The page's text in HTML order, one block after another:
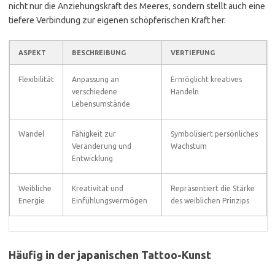
nicht nur die Anziehungskraft des Meeres, sondern stellt auch eine
tiefere Verbindung zur eigenen schöpferischen Kraft her.
ASPEKT BESCHREIBUNG VERTIEFUNG
Flexibilität
Anpassung an
verschiedene
Lebensumstände
Ermöglicht kreatives
Handeln
Wandel
Fähigkeit zur
Veränderung und
Entwicklung
Symbolisiert persönliches
Wachstum
Weibliche
Energie
Kreativität und
Einfühlungsvermögen
Repräsentiert die Stärke
des weiblichen Prinzips
Häufig in der japanischen Tattoo-Kunst